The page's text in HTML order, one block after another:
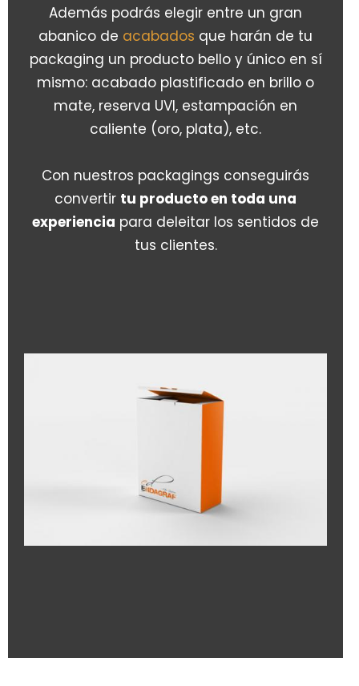
Además podrás elegir entre un gran
abanico de acabados que harán de tu
packaging un producto bello y único en sí
mismo: acabado plastificado en brillo o
mate, reserva UVI, estampación en
caliente (oro, plata), etc.
Con nuestros packagings conseguirás
convertir tu producto en toda una
experiencia para deleitar los sentidos de
tus clientes.